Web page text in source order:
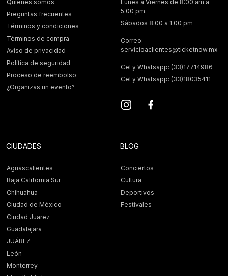
Quiénes somos
Preguntas frecuentes
Términos y condiciones
Términos de compra
Aviso de privacidad
Política de seguridad
Proceso de reembolso
¿Organizas un evento?
Lunes a Viernes de 8:00 am a
5:00 pm.
Sábados 8:00 a 1:00 pm
Correo:
servicioaclientes@ticketnow.mx
Cel y Whatsapp: (33)17714986
Cel y Whatsapp: (33)18035411
CIUDADES
Aguascalientes
Baja California Sur
Chihuahua
Ciudad de México
Ciudad Juarez
Guadalajara
JUÁREZ
León
Monterrey
BLOG
Conciertos
Cultura
Deportivos
Festivales